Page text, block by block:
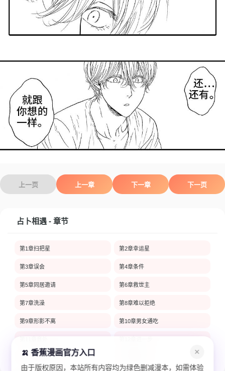
上一页 上一章 下一章 下一页
占卜相遇 - 章节
第1章扫把星 第2章幸运星
第3章误会 第4章条件
第5章同居邀请 第6章救世主
第7章洗澡 第8章难以拒绝
第9章形影不离 第10章男女通吃
第13章安全距离
🍌 香蕉漫画官方入口 ✕